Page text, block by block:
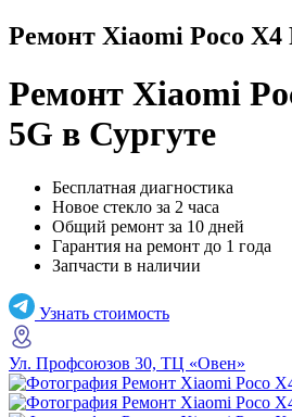
Ремонт Xiaomi Poco X4
Ремонт Xiaomi
5G в Сургуте
Бесплатная диагностика
Новое стекло за 2 часа
Общий ремонт за 10 дней
Гарантия на ремонт до 1 года
Запчасти в наличии
Узнать стоимость
Ул. Профсоюзов 30, ТЦ «Овен»